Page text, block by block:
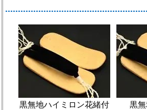
黒無地ハイミロン花緒付
黒